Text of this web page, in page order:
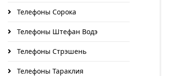
Телефоны Сорока
Телефоны Штефан Водэ
Телефоны Стрэшень
Телефоны Тараклия